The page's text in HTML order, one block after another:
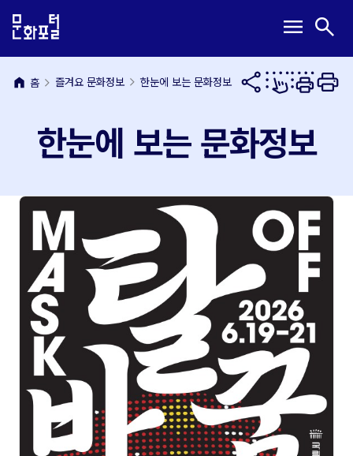
문
내
용
메
뉴
바
메
열
기
menu 검
열
기
search
home 홈 즐겨요 문화정보 한눈에 보는 문화정보
한눈에 보는 문화정보